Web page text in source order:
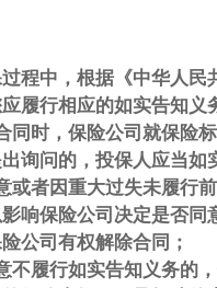
程中，根据《中华人民
履行相应的如实告知义
同时，保险公司就保险
询问的，投保人应当如
或者因重大过失未履行
响保险公司决定是否同
公司有权解除合同；
不履行如实告知义务的